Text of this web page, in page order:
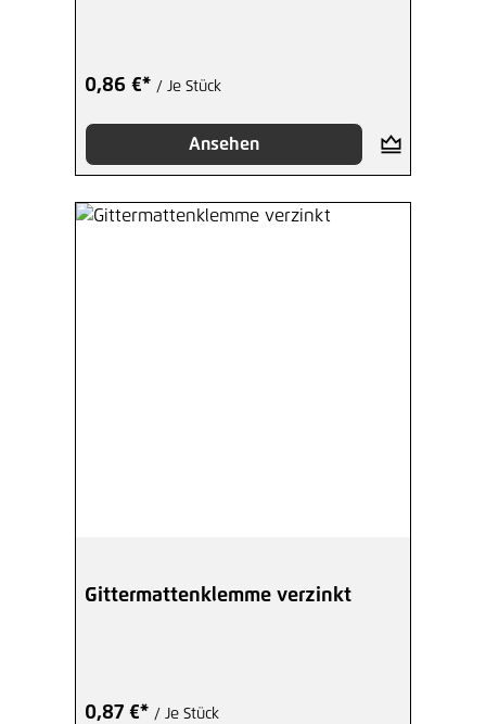
0,86 €* / Je Stück
Ansehen
Gittermattenklemme verzinkt
0,87 €* / Je Stück